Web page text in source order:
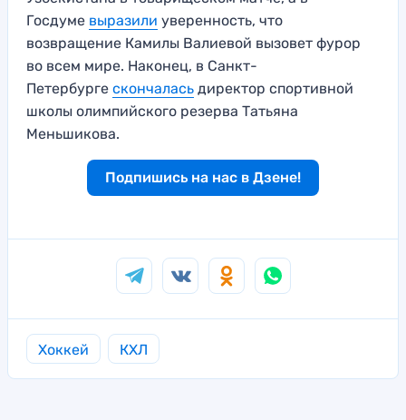
Госдуме выразили уверенность, что
возвращение Камилы Валиевой вызовет фурор
во всем мире. Наконец, в Санкт-
Петербурге скончалась директор спортивной
школы олимпийского резерва Татьяна
Меньшикова.
Подпишись на нас в Дзене!
Хоккей КХЛ